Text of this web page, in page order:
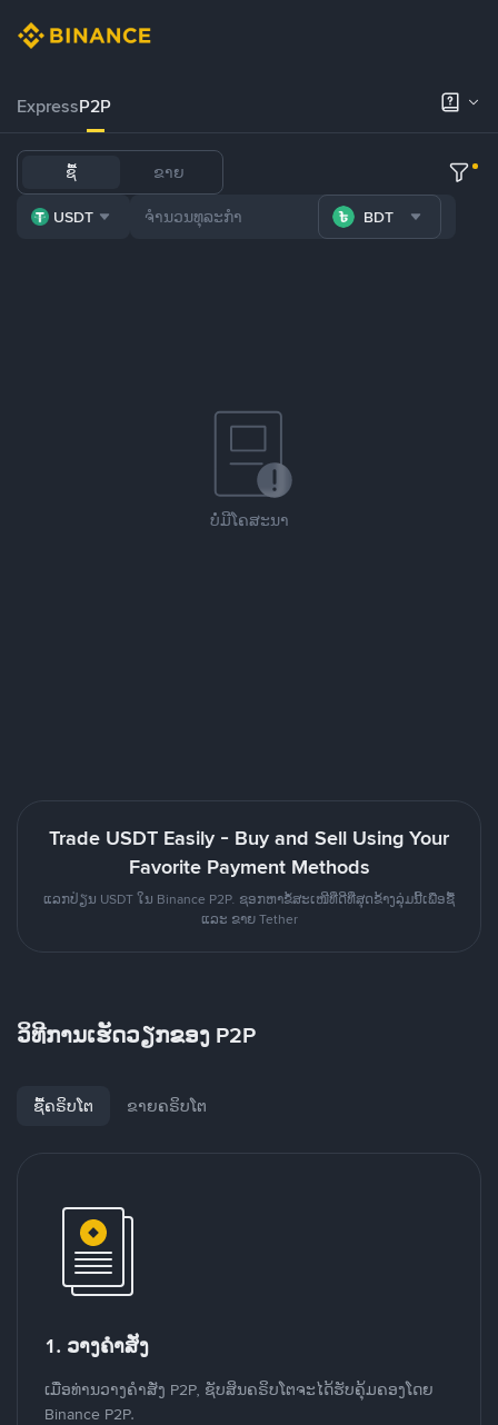
ExpressP2P
ຊື້ ຂາຍ
USDT BDT
ບໍ່ມີໂຄສະນາ
Trade USDT Easily - Buy and Sell Using Your
Favorite Payment Methods
ແລກປ່ຽນ USDT ໃນ Binance P2P. ຊອກຫາຂໍ້ສະເໜີທີ່ດີທີ່ສຸດຂ້າງລຸ່ມນີ້ເພື່ອຊື້
ແລະ ຂາຍ Tether
ວິທີການເຮັດວຽກຂອງ P2P
ຊື້ຄຣິບໂຕ ຂາຍຄຣິບໂຕ
1. ວາງຄໍາສັ່ງ
ເມື່ອທ່ານວາງຄໍາສັ່ງ P2P, ຊັບສິນຄຣິບໂຕຈະໄດ້ຮັບຄຸ້ມຄອງໂດຍ
Binance P2P.